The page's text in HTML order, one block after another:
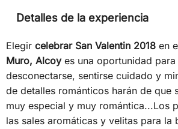
Detalles de la experiencia
Elegir celebrar San Valentin 2018en
Muro, Alcoyes una oportunidad para
desconectarse, sentirse cuidado y
de detalles románticos harán de que
muy especial y muy romántica...Los
las sales aromáticas y velitas para la